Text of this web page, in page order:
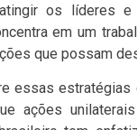
os líderes
em um
que possam
essas estratégias
ações